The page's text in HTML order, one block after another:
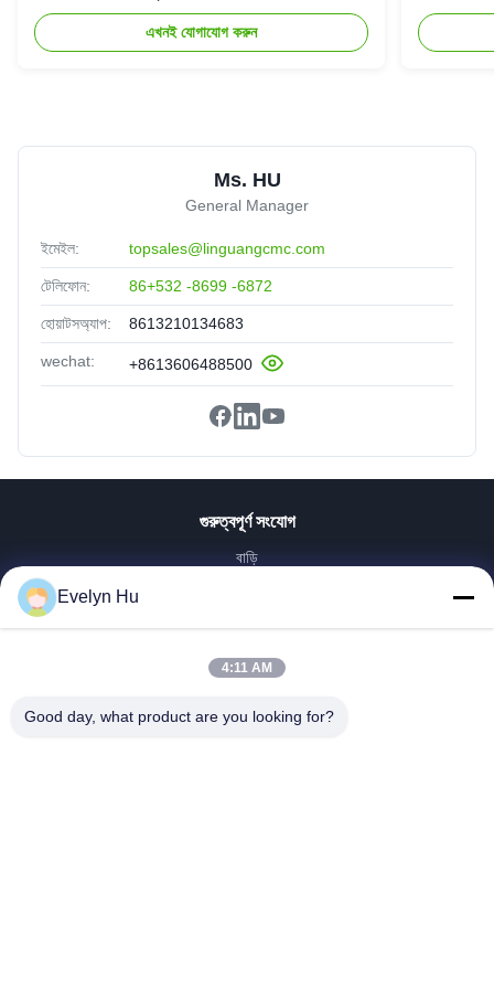
এখনই যোগাযোগ করুন
Ms. HU
General Manager
ইমেইল: topsales@linguangcmc.com
টেলিফোন: 86+532 -8699 -6872
হোয়াটসঅ্যাপ: 8613210134683
wechat: +8613606488500
গুরুত্বপূর্ণ সংযোগ
বাড়ি
কারখানা ভ্রমণ
Evelyn Hu
4:11 AM
Good day, what product are you looking for?